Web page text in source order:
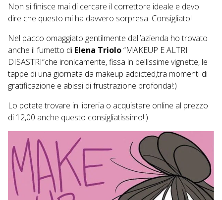
Non si finisce mai di cercare il correttore ideale e devo
dire che questo mi ha davvero sorpresa. Consigliato!
Nel pacco omaggiato gentilmente dall’azienda ho trovato
anche il fumetto di Elena Triolo“MAKEUP E ALTRI
DISASTRI”che ironicamente, fissa in bellissime vignette, le
tappe di una giornata da makeup addicted,tra momenti di
gratificazione e abissi di frustrazione profonda!:)
Lo potete trovare in libreria o acquistare online al prezzo
di 12,00 anche questo consigliatissimo!:)